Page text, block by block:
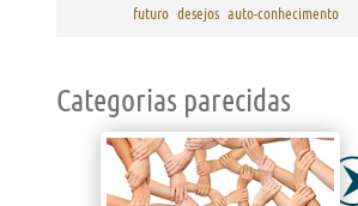
futuro desejos auto-conhecimento
Categorias parecidas